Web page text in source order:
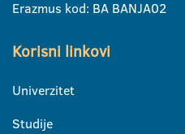
Erazmus kod: BA BANJA02
Korisni linkovi
Univerzitet
Studije